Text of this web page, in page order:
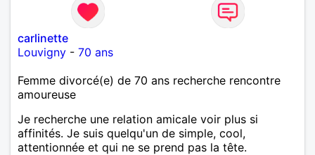
carlinette
Louvigny - 70 ans
Femme divorcé(e) de 70 ans recherche rencontre
amoureuse
Je recherche une relation amicale voir plus si
affinités. Je suis quelqu'un de simple, cool,
attentionnée et qui ne se prend pas la tête.